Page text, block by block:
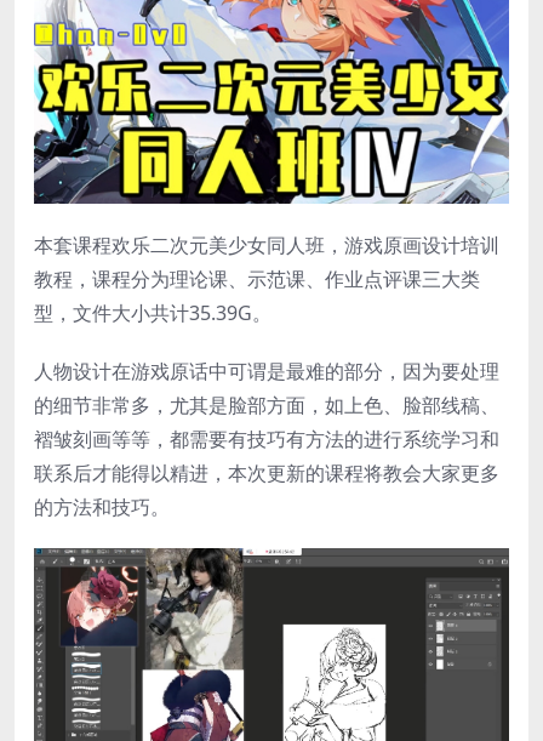
本套课程欢乐二次元美少女同人班，游戏原画设计培训
教程，课程分为理论课、示范课、作业点评课三大类
型，文件大小共计35.39G。
人物设计在游戏原话中可谓是最难的部分，因为要处理
的细节非常多，尤其是脸部方面，如上色、脸部线稿、
褶皱刻画等等，都需要有技巧有方法的进行系统学习和
联系后才能得以精进，本次更新的课程将教会大家更多
的方法和技巧。